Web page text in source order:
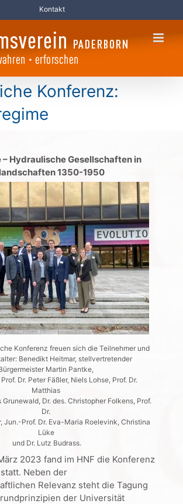
Kontakt
Konferenz:
– Hydraulische Gesellschaften in
1350-1950
Konferenz freuen sich die Teilnehmer und
Benedikt Heitmar, stellvertretender
Martin Pantke,
Dr. Peter Fäßler, Niels Lohse, Prof. Dr.
Matthias
Grunewald, Dr. des. Christopher Folkens, Prof.
Dr.
Jun.-Prof. Dr. Eva-Maria Roelevink, Christina
Lüke
und Dr. Lutz Budrass.
2023 fand im HNF die Konferenz
Neben der
Relevanz steht die Tagung
der Universität